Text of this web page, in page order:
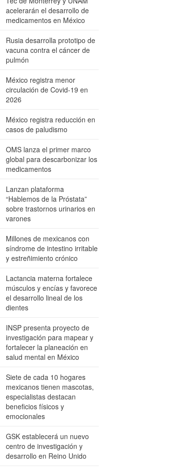
acelerarán el desarrollo de
medicamentos en México
Rusia desarrolla prototipo de
vacuna contra el cáncer de
pulmón
México registra menor
circulación de Covid-19 en
2026
México registra reducción en
casos de paludismo
OMS lanza el primer marco
global para descarbonizar los
medicamentos
Lanzan plataforma
“Hablemos de la Próstata”
sobre trastornos urinarios en
varones
Millones de mexicanos con
síndrome de intestino irritable
y estreñimiento crónico
Lactancia materna fortalece
músculos y encías y favorece
el desarrollo lineal de los
dientes
INSP presenta proyecto de
investigación para mapear y
fortalecer la planeación en
salud mental en México
Siete de cada 10 hogares
mexicanos tienen mascotas,
especialistas destacan
beneficios físicos y
emocionales
GSK establecerá un nuevo
centro de investigación y
desarrollo en Reino Unido